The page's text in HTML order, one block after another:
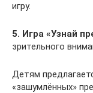
игру.
5. Игра «Узнай
зрительного
Детям
«зашумлённых»